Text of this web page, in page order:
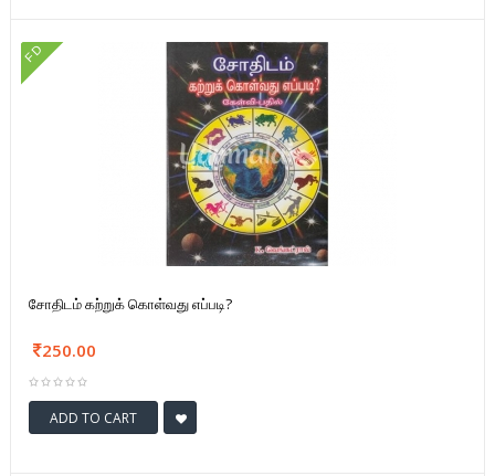
FD
சோதிடம் கற்றுக் கொள்வது எப்படி?
250.00
ADD TO CART